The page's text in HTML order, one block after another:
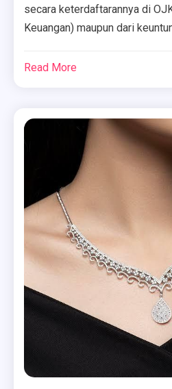
secara keterdaftarannya di
Keuangan) maupun dari
Read More